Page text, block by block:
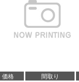
価格 間取り